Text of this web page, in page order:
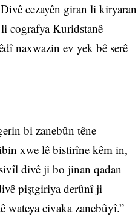
cezayên giran li kiryaran
cografya Kuridstanê
naxwazin ev yek bê serê
bi zanebûn têne
xwe lê bistirîne kêm in,
divê ji bo jinan qadan
piştgiriya derûnî ji
civaka zanebûyî.”